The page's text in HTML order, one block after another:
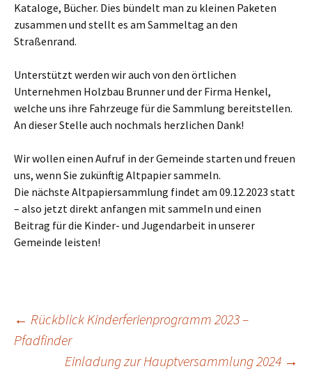
Kataloge, Bücher. Dies bündelt man zu kleinen Paketen
zusammen und stellt es am Sammeltag an den
Straßenrand.
Unterstützt werden wir auch von den örtlichen
Unternehmen Holzbau Brunner und der Firma Henkel,
welche uns ihre Fahrzeuge für die Sammlung bereitstellen.
An dieser Stelle auch nochmals herzlichen Dank!
Wir wollen einen Aufruf in der Gemeinde starten und freuen
uns, wenn Sie zukünftig Altpapier sammeln.
Die nächste Altpapiersammlung findet am 09.12.2023 statt
– also jetzt direkt anfangen mit sammeln und einen
Beitrag für die Kinder- und Jugendarbeit in unserer
Gemeinde leisten!
Beitragsnavigation
← Rückblick Kinderferienprogramm 2023 –
Pfadfinder
Einladung zur Hauptversammlung 2024 →